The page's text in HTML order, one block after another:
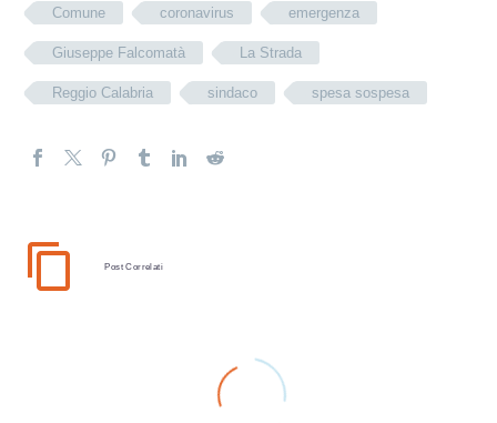
Comune coronavirus emergenza
Giuseppe Falcomatà La Strada
Reggio Calabria sindaco spesa sospesa
Post Correlati